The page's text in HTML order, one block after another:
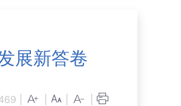
展新答卷